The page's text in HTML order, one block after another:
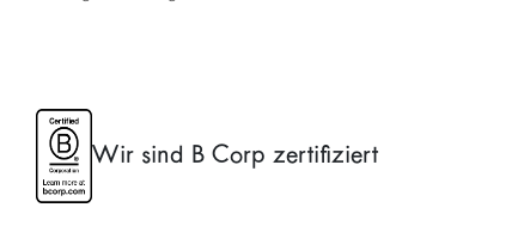
Wir sind B Corp zertifiziert